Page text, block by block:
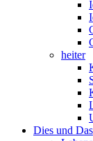
heiter
Dies und Das